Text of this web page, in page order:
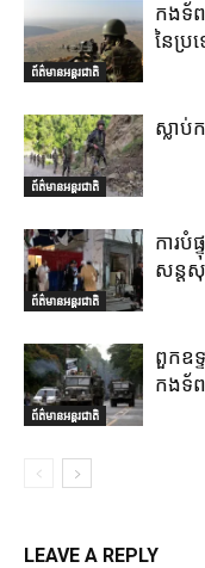
ព័ត៌មានអន្តរជាតិ
កងទ័ព
នៃប្រ
ព័ត៌មានអន្តរជាតិ
ស្លាប់
ព័ត៌មានអន្តរជាតិ
ការបំ
សន្ត
ព័ត៌មានអន្តរជាតិ
ពួកឧទ្
កងទ័
LEAVE A REPLY